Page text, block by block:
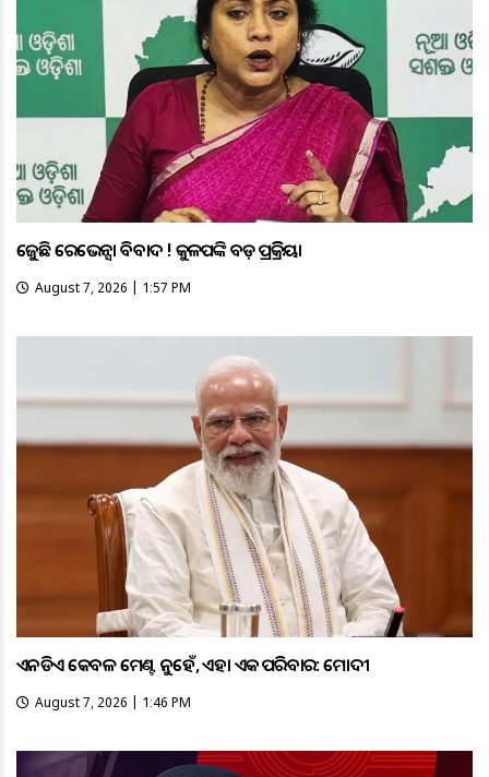
ତେଜୁଛି ରେଭେନ୍ସା ବିବାଦ ! କୁଳପତିଙ୍କ ବଡ଼ ପ୍ରତିକ୍ରିୟା
August 7, 2026 | 1:57 PM
ଏନଡିଏ କେବଳ ମେଣ୍ଟ ନୁହେଁ, ଏହା ଏକ ପରିବାର: ମୋଦୀ
August 7, 2026 | 1:46 PM